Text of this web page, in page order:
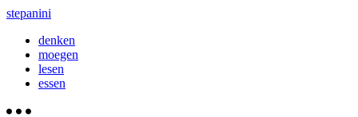
stepanini
denken
moegen
lesen
essen